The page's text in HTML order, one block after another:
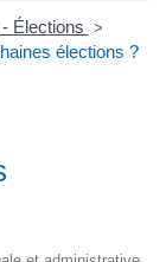
Élections >
élections ?